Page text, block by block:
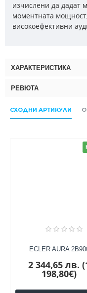
изчислени да дадат
моментната
високоефективни
ХАРАКТЕРИСТИКА
РЕВЮТА
СХОДНИ АРТИКУЛИ
ECLER AURA
2 344,65 лв.
198,80€)